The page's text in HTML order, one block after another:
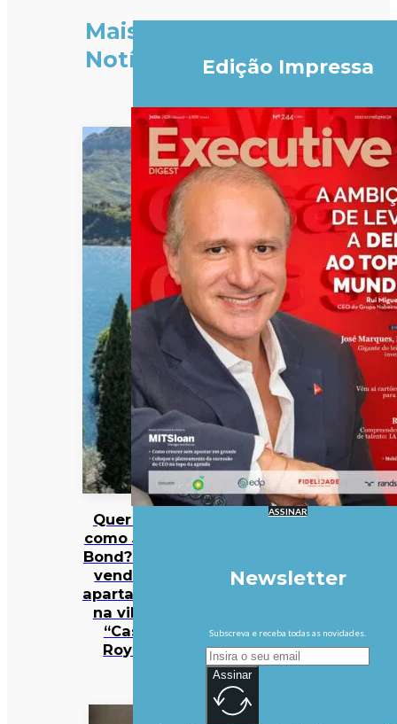
Mais
Notícias
Quer viver
como James
Bond? Está à
venda um
apartamento
na villa de
“Casino
Royale”
Edição Impressa
ASSINAR
Newsletter
Subscreva e receba todas as novidades.
Assinar